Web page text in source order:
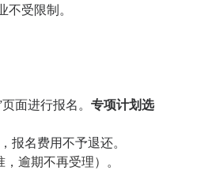
受限制。
面进行报名。专项计划选
报名费用不予退还。
逾期不再受理）。